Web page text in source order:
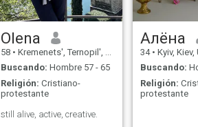
Olena
58 • Kremenets', Ternopil', Ukrania
Buscando: Hombre 57 - 65
Religión: Cristiano-
protestante
still alive, active, creative.
Алёна
34 • Kyiv, Kiev,
Buscando:
Religión:
protestante